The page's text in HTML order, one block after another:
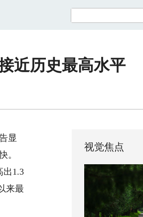
近历史最高水平
显
。
出1.3
来最
视觉焦点